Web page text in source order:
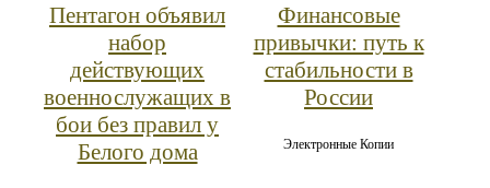
Пентагон объявил
набор
действующих
военнослужащих в
бои без правил у
Белого дома
Финансовые
привычки: путь к
стабильности в
России
Электронные Копии